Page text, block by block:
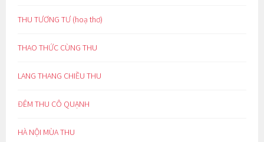
THU TƯƠNG TƯ (hoạ thơ)
THAO THỨC CÙNG THU
LANG THANG CHIỀU THU
ĐÊM THU CÔ QUẠNH
HÀ NỘI MÙA THU